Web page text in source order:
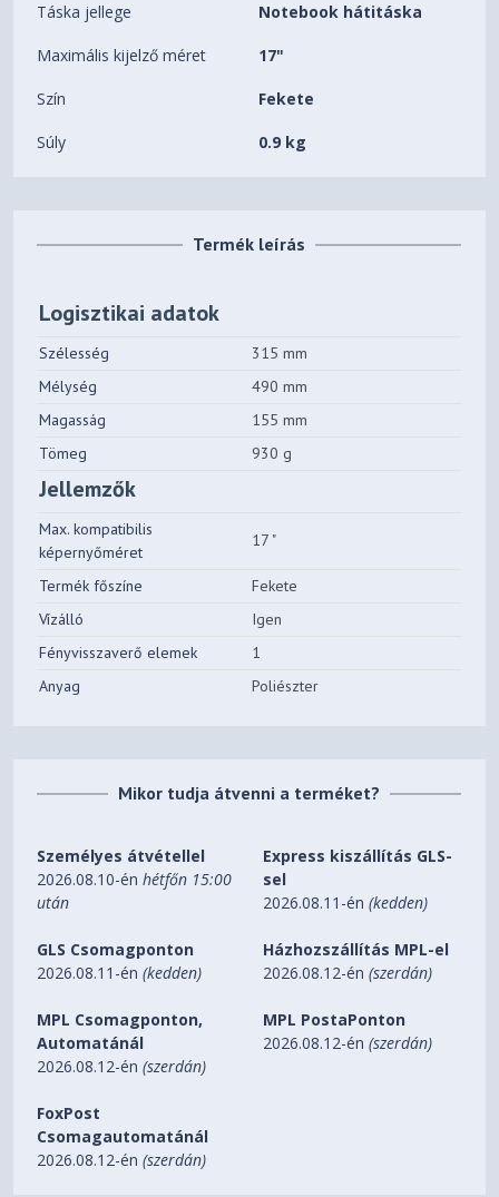
Táska jellege Notebook hátitáska
Maximális kijelző méret 17"
Szín Fekete
Súly 0.9 kg
Termék leírás
Logisztikai adatok
Szélesség
315 mm
Mélység
490 mm
Magasság
155 mm
Tömeg
930 g
Jellemzők
Max. kompatibilis
képernyőméret
17 "
Termék főszíne
Fekete
Vízálló
Igen
Fényvisszaverő elemek
1
Anyag
Poliészter
Mikor tudja átvenni a terméket?
Személyes átvétellel
2026.08.10-énhétfőn 15:00
után
Express kiszállítás GLS-
sel
2026.08.11-én(kedden)
GLS Csomagponton
2026.08.11-én(kedden)
Házhozszállítás MPL-el
2026.08.12-én(szerdán)
MPL Csomagponton,
Automatánál
2026.08.12-én(szerdán)
MPL PostaPonton
2026.08.12-én(szerdán)
FoxPost
Csomagautomatánál
2026.08.12-én(szerdán)